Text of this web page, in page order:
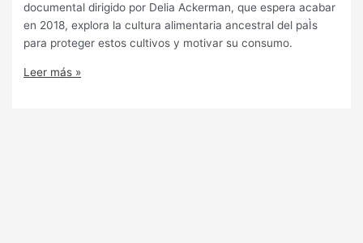
documental dirigido por Delia Ackerman, que espera acabar
en 2018, explora la cultura alimentaria ancestral del paÌs
para proteger estos cultivos y motivar su consumo.
Leer más »